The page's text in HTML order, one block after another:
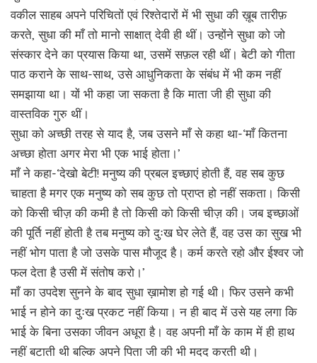
वकील साहब अपने परिचितों एवं रिश्तेदारों में भी सुधा की ख़ूब तारीफ़
करते, सुधा की माँ तो मानो साक्षात् देवी ही थीं। उन्होंने सुधा को जो
संस्कार देने का प्रयास किया था, उसमें सफ़ल रही थीं। बेटी को गीता
पाठ कराने के साथ-साथ, उसे आधुनिकता के संबंध में भी कम नहीं
समझाया था। यों भी कहा जा सकता है कि माता जी ही सुधा की
वास्तविक गुरु थीं।
सुधा को अच्छी तरह से याद है, जब उसने माँ से कहा था-‘माँ कितना
अच्छा होता अगर मेरा भी एक भाई होता।’
माँ ने कहा-‘देखो बेटी! मनुष्य की प्रबल इच्छाएं होती हैं, वह सब कुछ
चाहता है मगर एक मनुष्य को सब कुछ तो प्राप्त हो नहीं सकता। किसी
को किसी चीज़ की कमी है तो किसी को किसी चीज़ की। जब इच्छाओं
की पूर्ति नहीं होती है तब मनुष्य को दुःख घेर लेते हैं, वह उस का सुख भी
नहीं भोग पाता है जो उसके पास मौजूद है। कर्म करते रहो और ईश्वर जो
फल देता है उसी में संतोष करो।’
माँ का उपदेश सुनने के बाद सुधा ख़ामोश हो गई थी। फिर उसने कभी
भाई न होने का दुःख प्रकट नहीं किया। न ही बाद में उसे यह लगा कि
भाई के बिना उसका जीवन अधूरा है। वह अपनी माँ के काम में ही हाथ
नहीं बटाती थी बल्कि अपने पिता जी की भी मदद करती थी।